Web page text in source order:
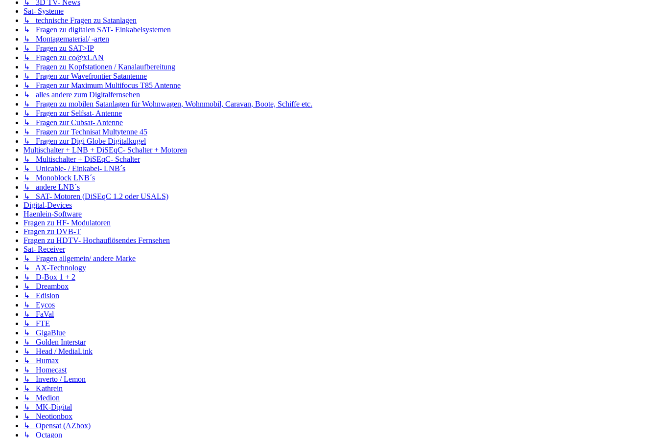
↳ 3D TV- News
Sat- Systeme
↳ technische Fragen zu Satanlagen
↳ Fragen zu digitalen SAT- Einkabelsystemen
↳ Montagematerial/ -arten
↳ Fragen zu SAT>IP
↳ Fragen zu co@xLAN
↳ Fragen zu Kopfstationen / Kanalaufbereitung
↳ Fragen zur Wavefrontier Satantenne
↳ Fragen zur Maximum Multifocus T85 Antenne
↳ alles andere zum Digitalfernsehen
↳ Fragen zu mobilen Satanlagen für Wohnwagen, Wohnmobil, Caravan, Boote, Schiffe etc.
↳ Fragen zur Selfsat- Antenne
↳ Fragen zur Cubsat- Antenne
↳ Fragen zur Technisat Multytenne 45
↳ Fragen zur Digi Globe Digitalkugel
Multischalter + LNB + DiSEqC- Schalter + Motoren
↳ Multischalter + DiSEqC- Schalter
↳ Unicable- / Einkabel- LNB´s
↳ Monoblock LNB´s
↳ andere LNB´s
↳ SAT- Motoren (DiSEqC 1.2 oder USALS)
Digital-Devices
Haenlein-Software
Fragen zu HF- Modulatoren
Fragen zu DVB-T
Fragen zu HDTV- Hochauflösendes Fernsehen
Sat- Receiver
↳ Fragen allgemein/ andere Marke
↳ AX-Technology
↳ D-Box 1 + 2
↳ Dreambox
↳ Edision
↳ Eycos
↳ FaVal
↳ FTE
↳ GigaBlue
↳ Golden Interstar
↳ Head / MediaLink
↳ Humax
↳ Homecast
↳ Inverto / Lemon
↳ Kathrein
↳ Medion
↳ MK-Digital
↳ Neotionbox
↳ Opensat (AZbox)
↳ Octagon